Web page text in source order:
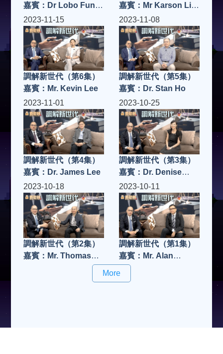
嘉賓：Dr Lobo Fung
& Dr Andrew Yu
嘉賓：Mr Karson Li &
Dr Alfred Chan
2023-11-15
調解新世代（第6集）
嘉賓：Mr. Kevin Lee
2023-11-08
調解新世代（第5集）
嘉賓：Dr. Stan Ho
2023-11-01
調解新世代（第4集）
嘉賓：Dr. James Lee
2023-10-25
調解新世代（第3集）
嘉賓：Dr. Denise
Cheung
2023-10-18
調解新世代（第2集）
嘉賓：Mr. Thomas
2023-10-11
調解新世代（第1集）
嘉賓：Mr. Alan
Young
More